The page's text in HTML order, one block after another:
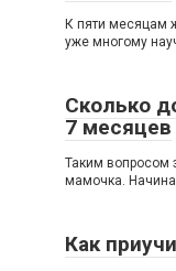
К пяти месяцам
уже многому
Сколько
7 месяцев
Таким вопросом
мамочка.
Как